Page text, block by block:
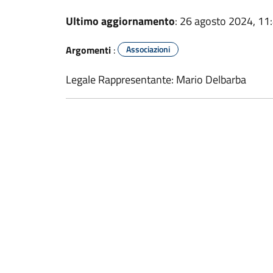
Ultimo aggiornamento: 26 agosto 2024,
Argomenti : Associazioni
Legale Rappresentante: Mario Delbarba